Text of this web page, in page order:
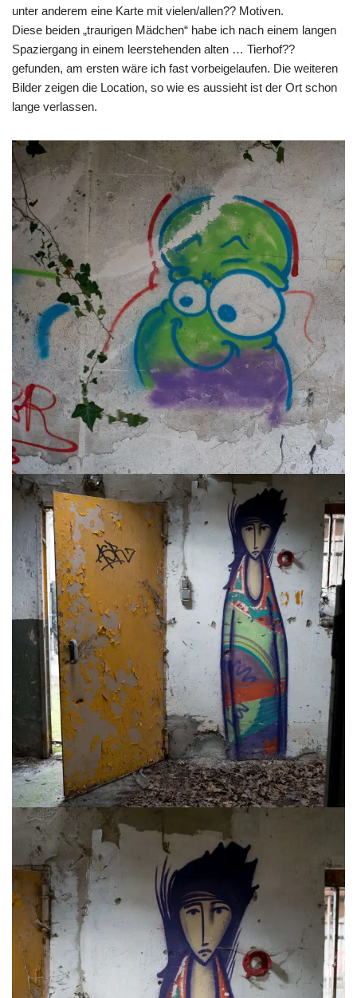
unter anderem eine Karte mit vielen/allen?? Motiven.
Diese beiden „traurigen Mädchen“ habe ich nach einem langen
Spaziergang in einem leerstehenden alten … Tierhof??
gefunden, am ersten wäre ich fast vorbeigelaufen. Die weiteren
Bilder zeigen die Location, so wie es aussieht ist der Ort schon
lange verlassen.